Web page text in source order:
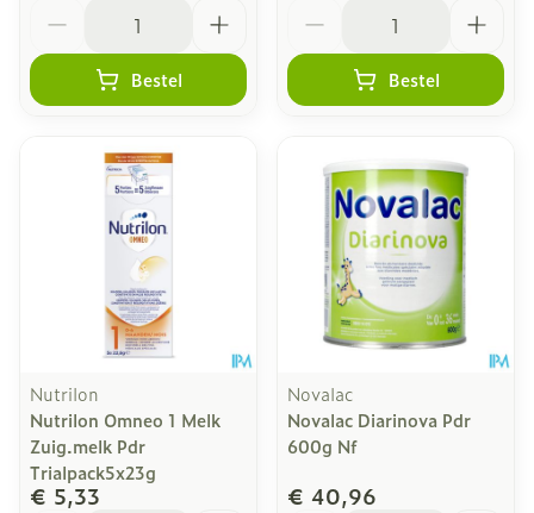
Bestel Bestel
Nutrilon
Nutrilon Omneo 1 Melk
Zuig.melk Pdr
Trialpack5x23g
€ 5,33
Novalac
Novalac Diarinova Pdr
600g Nf
€ 40,96